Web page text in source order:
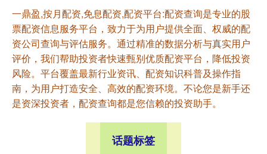
一鼎盈,按月配资,免息配资,配资平台:配资查询是专业的股
票配资信息服务平台，致力于为用户提供全面、权威的配
资公司查询与评估服务。通过精准的数据分析与真实用户
评价，我们帮助投资者快速甄别优质配资平台，降低投资
风险。平台覆盖最新行业资讯、配资知识科普及操作指
南，为用户打造安全、高效的配资环境。不论您是新手还
是资深投资者，配资查询都是您信赖的投资助手。
话题标签